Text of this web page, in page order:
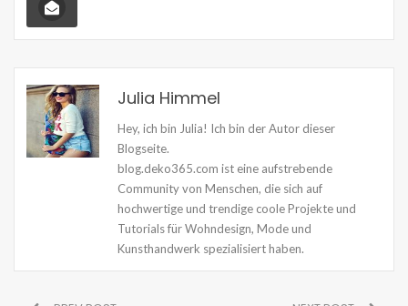
Julia Himmel
Hey, ich bin Julia! Ich bin der Autor dieser
Blogseite.
blog.deko365.com ist eine aufstrebende
Community von Menschen, die sich auf
hochwertige und trendige coole Projekte und
Tutorials für Wohndesign, Mode und
Kunsthandwerk spezialisiert haben.